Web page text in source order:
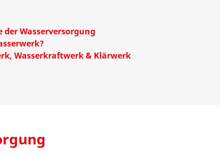
der Wasserversorgung
Wasserkraftwerk & Klärwerk